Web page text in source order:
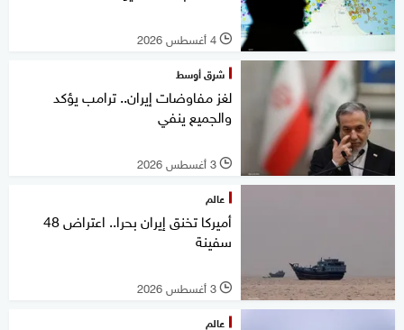
l 4 أغسطس 2026
شرق أوسط
لغز مفاوضات إيران.. ترامب يؤكد
والجميع ينفي
l 3 أغسطس 2026
عالم
أميركا تخنق إيران بحرا.. اعتراض 48
سفينة
l 3 أغسطس 2026
عالم